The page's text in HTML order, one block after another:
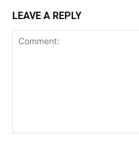
LEAVE A REPLY